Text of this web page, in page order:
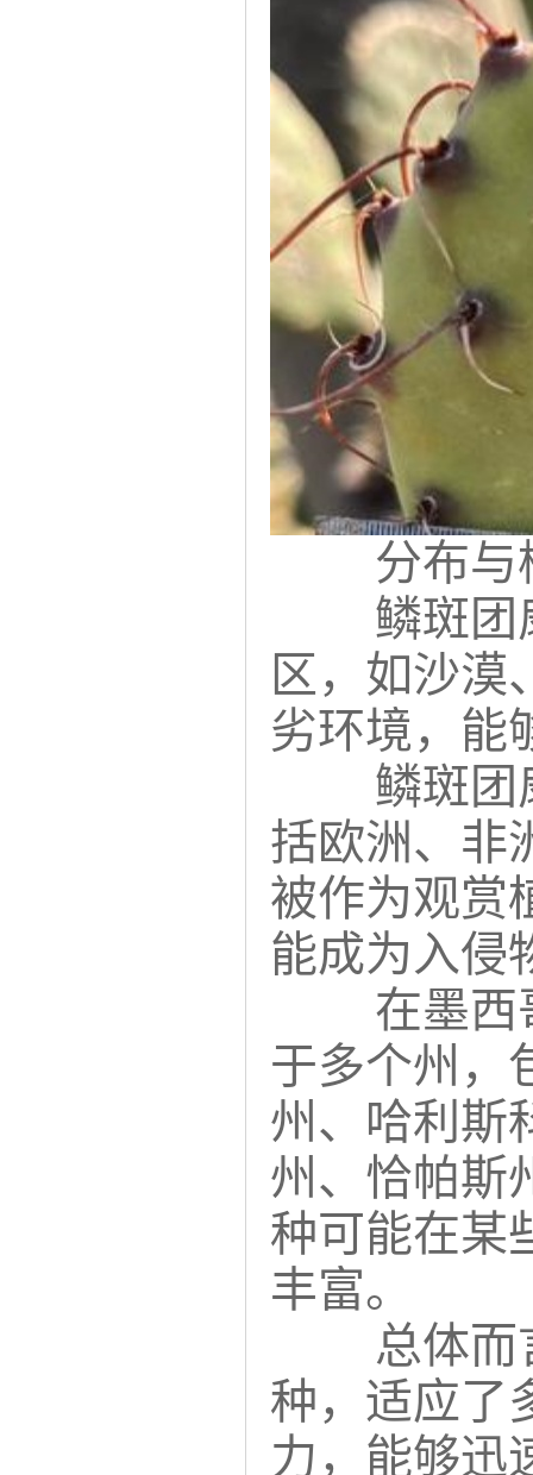
分布与
鳞斑团
区，如沙漠
劣环境，能
鳞斑团
括欧洲、非
被作为观赏
能成为入侵
在墨西
于多个州，
州、哈利斯
州、恰帕斯
种可能在某
丰富。
总体
种，适应了
力，能够迅